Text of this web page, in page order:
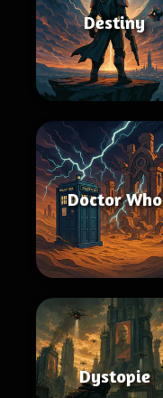
Destiny
Doctor Who
Dystopie